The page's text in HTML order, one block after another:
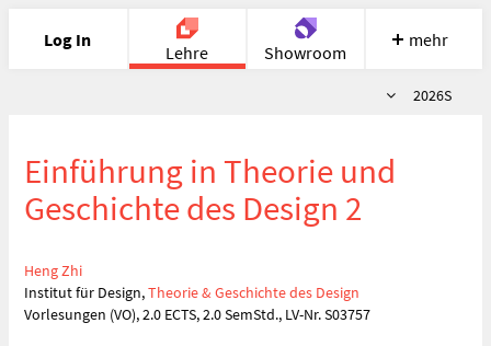
Log In
Lehre Showroom
Meet Recherche
mehr
Semester
2026S
Einführung in Theorie und
Geschichte des Design 2
Heng Zhi
Institut für Design,Theorie & Geschichte des Design
Vorlesungen (VO), 2.0 ECTS, 2.0 SemStd., LV-Nr. S03757